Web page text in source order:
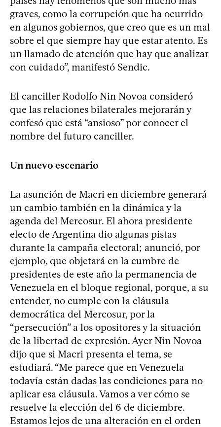
graves, como la corrupción que ha ocurrido
en algunos gobiernos, que creo que es un mal
sobre el que siempre hay que estar atento. Es
un llamado de atención que hay que analizar
con cuidado”, manifestó Sendic.
El canciller Rodolfo Nin Novoa consideró
que las relaciones bilaterales mejorarán y
confesó que está “ansioso” por conocer el
nombre del futuro canciller.
Un nuevo escenario
La asunción de Macri en diciembre generará
un cambio también en la dinámica y la
agenda del Mercosur. El ahora presidente
electo de Argentina dio algunas pistas
durante la campaña electoral; anunció, por
ejemplo, que objetará en la cumbre de
presidentes de este año la permanencia de
Venezuela en el bloque regional, porque, a su
entender, no cumple con la cláusula
democrática del Mercosur, por la
“persecución” a los opositores y la situación
de la libertad de expresión. Ayer Nin Novoa
dijo que si Macri presenta el tema, se
estudiará. “Me parece que en Venezuela
todavía están dadas las condiciones para no
aplicar esa cláusula. Vamos a ver cómo se
resuelve la elección del 6 de diciembre.
Estamos lejos de una alteración en el orden